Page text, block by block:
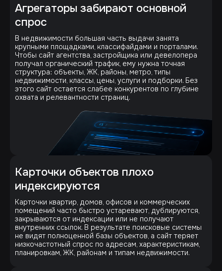
Агрегаторы забирают основной
спрос
В недвижимости большая часть выдачи занята
крупными площадками, классифайдами и порталами.
Чтобы сайт агентства, застройщика или девелопера
получал органический трафик, ему нужна точная
структура: объекты, ЖК, районы, метро, типы
недвижимости, классы, цены, услуги и подборки. Без
этого сайт остается слабее конкурентов по глубине
охвата и релевантности страниц.
Карточки объектов плохо
индексируются
Карточки квартир, домов, офисов и коммерческих
помещений часто быстро устаревают, дублируются,
закрываются от индексации или не получают
внутренних ссылок. В результате поисковые системы
не видят полноценной базы объектов, а сайт теряет
низкочастотный спрос по адресам, характеристикам,
планировкам, ЖК, районам и типам недвижимости.